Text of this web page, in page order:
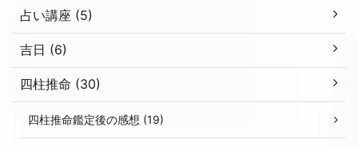
占い講座 (5)
吉日 (6)
四柱推命 (30)
四柱推命鑑定後の感想 (19)